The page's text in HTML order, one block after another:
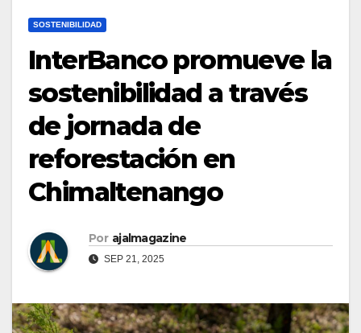
SOSTENIBILIDAD
InterBanco promueve la
sostenibilidad a través
de jornada de
reforestación en
Chimaltenango
Por ajalmagazine
SEP 21, 2025